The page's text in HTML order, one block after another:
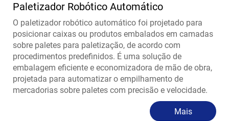
Paletizador Robótico Automático
O paletizador robótico automático foi projetado para
posicionar caixas ou produtos embalados em camadas
sobre paletes para paletização, de acordo com
procedimentos predefinidos. É uma solução de
embalagem eficiente e economizadora de mão de obra,
projetada para automatizar o empilhamento de
mercadorias sobre paletes com precisão e velocidade.
Mais